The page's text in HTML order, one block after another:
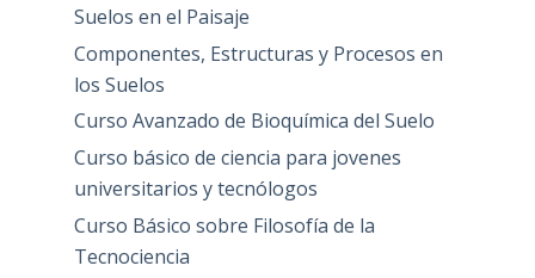
Suelos en el Paisaje
Componentes, Estructuras y Procesos en
los Suelos
Curso Avanzado de Bioquímica del Suelo
Curso básico de ciencia para jovenes
universitarios y tecnólogos
Curso Básico sobre Filosofía de la
Tecnociencia